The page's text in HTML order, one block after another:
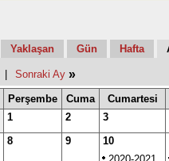
Yaklaşan Gün Hafta
| Sonraki Ay »
Perşembe Cuma
Cumartesi
1 2
3
8 9
10